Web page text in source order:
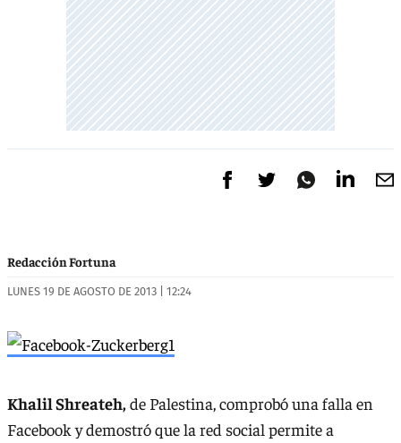
Redacción Fortuna
LUNES 19 DE AGOSTO DE 2013 | 12:24
Khalil Shreateh,de Palestina, comprobó una falla en
Facebook y demostró que la red social permite a